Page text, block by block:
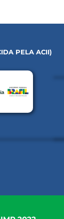
PELA ACII)